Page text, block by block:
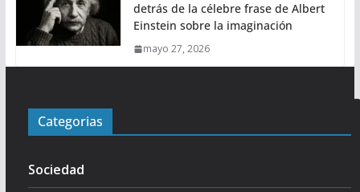
detrás de la célebre frase de Albert
Einstein sobre la imaginación
mayo 27, 2026
Categorias
Sociedad